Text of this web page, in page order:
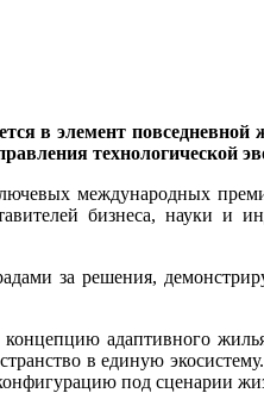
в элемент
технологической
международных
бизнеса, науки и
за решения,
адаптивного
в единую
под сценарии